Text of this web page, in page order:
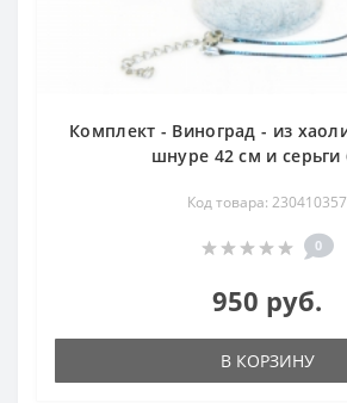
Комплект - Виноград - из
шнуре 42 см и серьги
Код товара: 230410357
0
950 руб.
В КОРЗИНУ